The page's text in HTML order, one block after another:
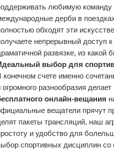
любимую команду
дерби в
обходят эти
непрерывный доступ
развязке, из какой
выбор для
конечном счете именно
огромного разнообразия
онлайн-вещания
вещатели прячут
пакеты трансляций, наш
и удобство для
спортивных дисциплин